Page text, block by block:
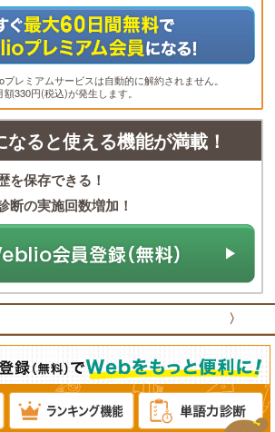
レミアムサービスは自動的に解約されません。
330円(税込)が発生します。
ると使える機能が満載！
を保存できる！
断の実施回数増加！
〉